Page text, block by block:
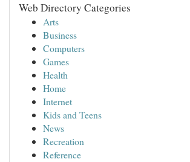
Web Directory Categories
Arts
Business
Computers
Games
Health
Home
Internet
Kids and Teens
News
Recreation
Reference